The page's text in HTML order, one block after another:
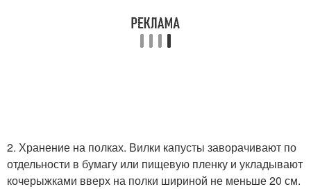
2. Хранение на полках. Вилки капусты заворачивают по
отдельности в бумагу или пищевую пленку и укладывают
кочерыжками вверх на полки шириной не меньше 20 см.